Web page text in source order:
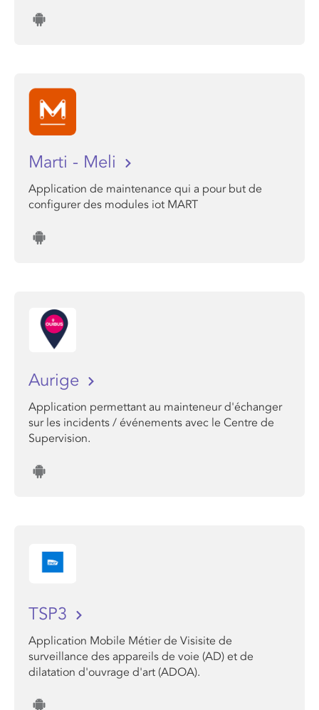
Marti - Meli
Application de maintenance qui a pour but de
configurer des modules iot MART
Aurige
Application permettant au mainteneur d'échanger
sur les incidents / événements avec le Centre de
Supervision.
TSP3
Application Mobile Métier de Visisite de
surveillance des appareils de voie (AD) et de
dilatation d'ouvrage d'art (ADOA).